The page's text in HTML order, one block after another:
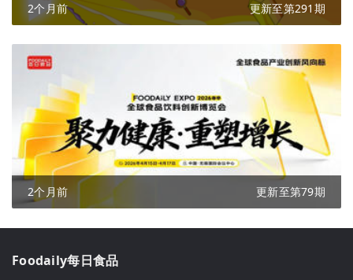
2个月前 更新至第291期
2个月前 更新至第79期
Foodaily每日食品